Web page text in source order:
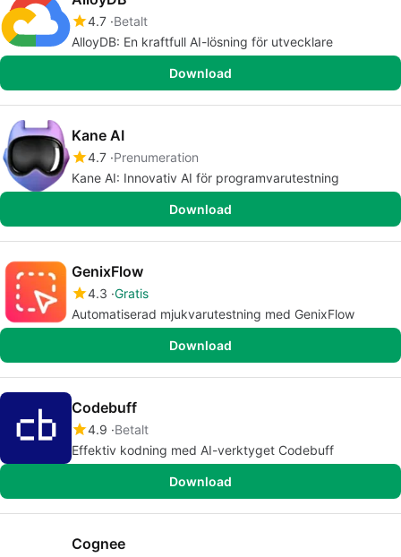
4.7 Betalt
AlloyDB: En kraftfull AI-lösning för utvecklare
Download
Kane AI
4.7 Prenumeration
Kane AI: Innovativ AI för programvarutestning
Download
GenixFlow
4.3 Gratis
Automatiserad mjukvarutestning med GenixFlow
Download
Codebuff
4.9 Betalt
Effektiv kodning med AI-verktyget Codebuff
Download
Cognee